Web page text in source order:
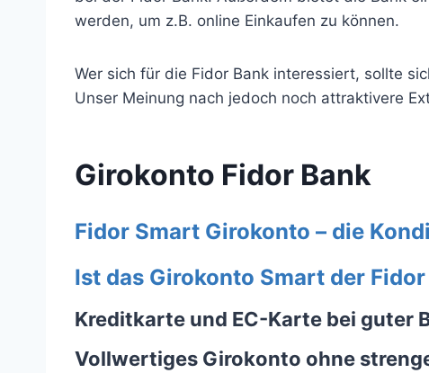
werden, um z.B. online Einkaufen zu können.
Wer sich für die Fidor Bank interessiert, sollte
Unser Meinung nach jedoch noch attraktivere
Girokonto Fidor Bank
Fidor Smart Girokonto – die
Ist das Girokonto Smart der
Kreditkarte und EC-Karte bei guter
Vollwertiges Girokonto ohne